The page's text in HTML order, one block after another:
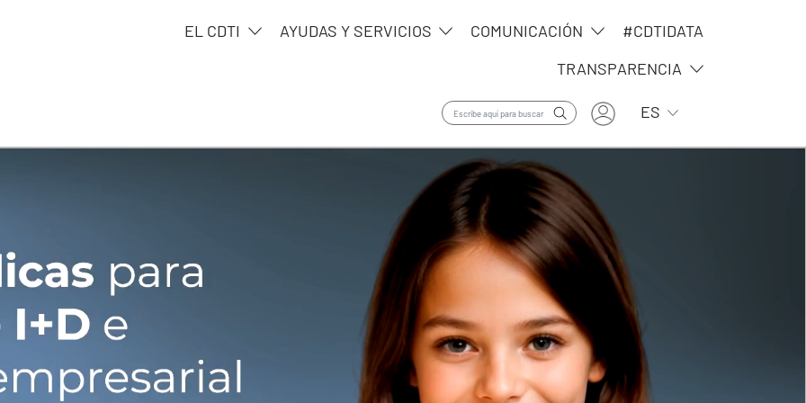
EL CDTI AYUDAS Y SERVICIOS COMUNICACIÓN
#CDTIDATA
TRANSPARENCIA
User account menu
ES Lista adicional de